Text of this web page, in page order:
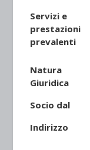
Servizi e
prestazioni
prevalenti
Natura
Giuridica
Socio dal
Indirizzo